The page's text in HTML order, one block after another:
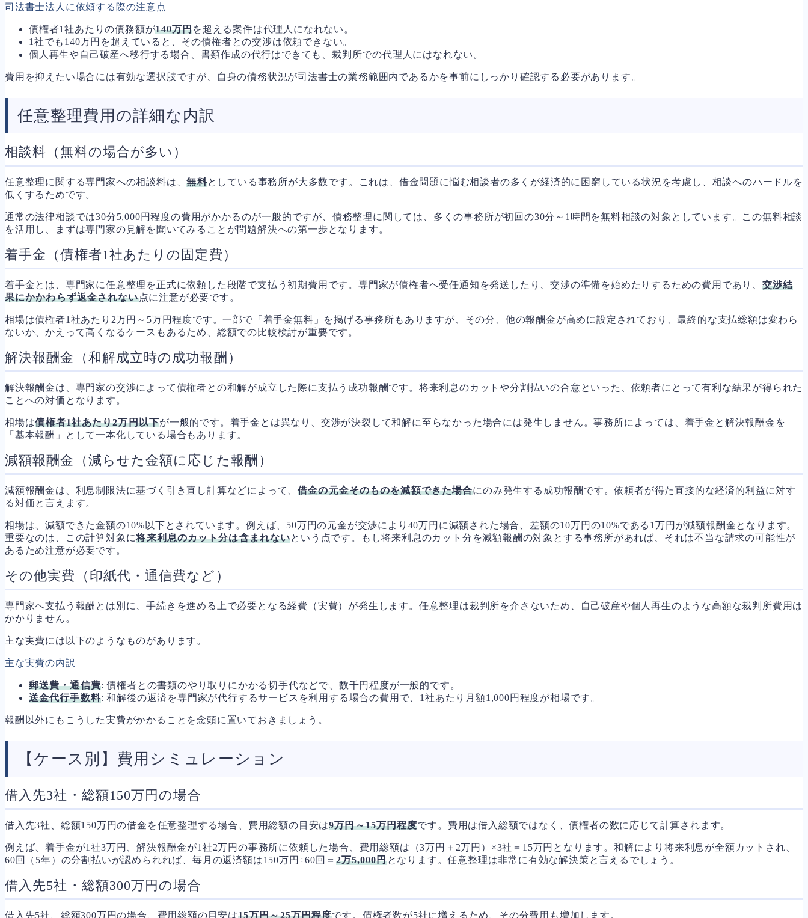
司法書士法人に依頼する際の注意点
債権者1社あたりの債務額が140万円を超える案件は代理人になれない。
1社でも140万円を超えていると、その債権者との交渉は依頼できない。
個人再生や自己破産へ移行する場合、書類作成の代行はできても、裁判所での代理人にはなれない。
費用を抑えたい場合には有効な選択肢ですが、自身の債務状況が司法書士の業務範囲内であるかを事前にしっかり確認する必要があります。
任意整理費用の詳細な内訳
相談料（無料の場合が多い）
任意整理に関する専門家への相談料は、無料としている事務所が大多数です。これは、借金問題に悩む相談者の多くが経済的に困窮している状況を考慮し、相談へのハードルを
低くするためです。
通常の法律相談では30分5,000円程度の費用がかかるのが一般的ですが、債務整理に関しては、多くの事務所が初回の30分～1時間を無料相談の対象としています。この無料相談
を活用し、まずは専門家の見解を聞いてみることが問題解決への第一歩となります。
着手金（債権者1社あたりの固定費）
着手金とは、専門家に任意整理を正式に依頼した段階で支払う初期費用です。専門家が債権者へ受任通知を発送したり、交渉の準備を始めたりするための費用であり、 交渉結
果にかかわらず返金されない点に注意が必要です。
相場は債権者1社あたり2万円～5万円程度です。一部で「着手金無料」を掲げる事務所もありますが、その分、他の報酬金が高めに設定されており、最終的な支払総額は変わら
ないか、かえって高くなるケースもあるため、総額での比較検討が重要です。
解決報酬金（和解成立時の成功報酬）
解決報酬金は、専門家の交渉によって債権者との和解が成立した際に支払う成功報酬です。将来利息のカットや分割払いの合意といった、依頼者にとって有利な結果が得られた
ことへの対価となります。
相場は債権者1社あたり2万円以下が一般的です。着手金とは異なり、交渉が決裂して和解に至らなかった場合には発生しません。事務所によっては、着手金と解決報酬金を
「基本報酬」として一本化している場合もあります。
減額報酬金（減らせた金額に応じた報酬）
減額報酬金は、利息制限法に基づく引き直し計算などによって、借金の元金そのものを減額できた場合にのみ発生する成功報酬です。依頼者が得た直接的な経済的利益に対す
る対価と言えます。
相場は、減額できた金額の10%以下とされています。例えば、50万円の元金が交渉により40万円に減額された場合、差額の10万円の10%である1万円が減額報酬金となります。
重要なのは、この計算対象に将来利息のカット分は含まれないという点です。もし将来利息のカット分を減額報酬の対象とする事務所があれば、それは不当な請求の可能性が
あるため注意が必要です。
その他実費（印紙代・通信費など）
専門家へ支払う報酬とは別に、手続きを進める上で必要となる経費（実費）が発生します。任意整理は裁判所を介さないため、自己破産や個人再生のような高額な裁判所費用は
かかりません。
主な実費には以下のようなものがあります。
主な実費の内訳
郵送費・通信費: 債権者との書類のやり取りにかかる切手代などで、数千円程度が一般的です。
送金代行手数料: 和解後の返済を専門家が代行するサービスを利用する場合の費用で、1社あたり月額1,000円程度が相場です。
報酬以外にもこうした実費がかかることを念頭に置いておきましょう。
【ケース別】費用シミュレーション
借入先3社・総額150万円の場合
借入先3社、総額150万円の借金を任意整理する場合、費用総額の目安は9万円～15万円程度です。費用は借入総額ではなく、債権者の数に応じて計算されます。
例えば、着手金が1社3万円、解決報酬金が1社2万円の事務所に依頼した場合、費用総額は（3万円＋2万円）×3社＝15万円となります。和解により将来利息が全額カットされ、
60回（5年）の分割払いが認められれば、毎月の返済額は150万円÷60回＝ 2万5,000円となります。任意整理は非常に有効な解決策と言えるでしょう。
借入先5社・総額300万円の場合
借入先5社、総額300万円の場合、費用総額の目安は15万円～25万円程度です。債権者数が5社に増えるため、その分費用も増加します。